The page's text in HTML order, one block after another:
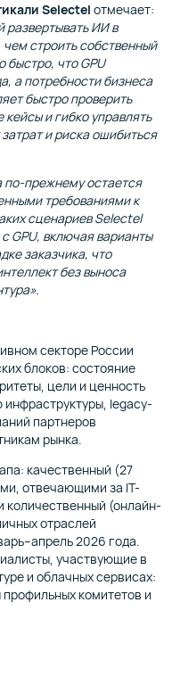
Selectel отмечает:
развертывать ИИ в
строить собственный
быстро, что GPU
а потребности бизнеса
быстро проверить
и гибко управлять
и риска ошибиться
по-прежнему остается
требованиями к
сценариев Selectel
GPU, включая варианты
заказчика, что
без выноса
секторе России
блоков: состояние
цели и ценность
legacy-
партнеров
рынка.
качественный (27
отвечающими за IT-
количественный (онлайн-
отраслей
2026 года.
участвующие в
и облачных сервисах:
комитетов и